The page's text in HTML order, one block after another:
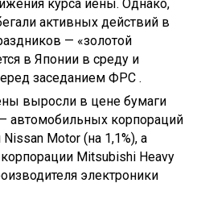
курса иены. Однако,
активных действий в
— «золотой
в Японии в среду и
заседанием ФРС .
выросли в цене бумаги
автомобильных корпораций
Motor (на 1,1%), а
Mitsubishi Heavy
электроники